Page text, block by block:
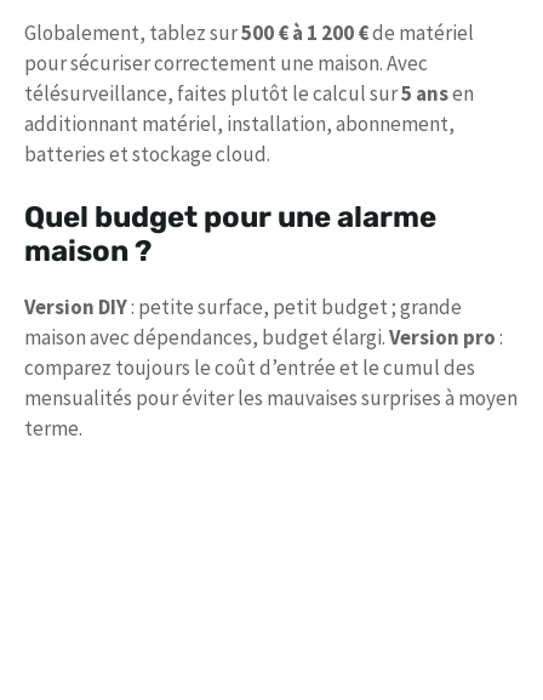
Globalement, tablez sur500 € à 1 200 €de matériel
pour sécuriser correctement une maison. Avec
télésurveillance, faites plutôt le calcul sur5 ansen
additionnant matériel, installation, abonnement,
batteries et stockage cloud.
Quel budget pour une alarme
maison ?
Version DIY: petite surface, petit budget ; grande
maison avec dépendances, budget élargi.Version pro:
comparez toujours le coût d’entrée et le cumul des
mensualités pour éviter les mauvaises surprises à moyen
terme.